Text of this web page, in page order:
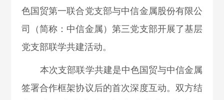
色国贸第一联合党支部与中信金属股份有限公
司（简称：中信金属）第三党支部开展了基层
党支部联学共建活动。
本次支部联学共建是中色国贸与中信金属
签署合作框架协议后的首次深度互动。双方结